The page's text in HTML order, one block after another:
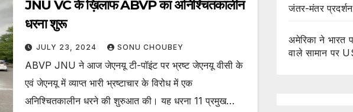
JNU VC के ख़िलाफ ABVP का अनिश्चितकालीन
धरना शुरू
JULY 23, 2024 SONU CHOUBEY
ABVP JNU ने आज जेएनयू टी-पॉइंट पर भ्रष्ट जेएनयू वीसी के
एवं जेएनयू में व्याप्त भारी भ्रष्टाचार के विरोध में एक
अनिश्चितकालीन धरने की शुरुआत की। यह धरना 11 प्रमुख…
जंतर-मंतर
अमेरिका ने भारत
वाले सामान पर